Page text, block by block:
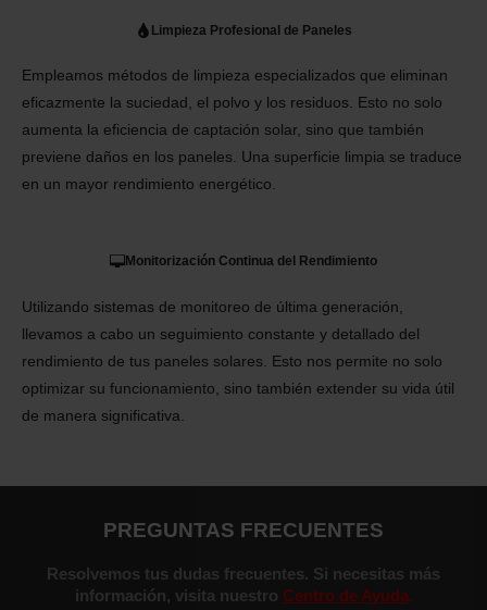
Limpieza Profesional de Paneles
Empleamos métodos de limpieza especializados que eliminan
eficazmente la suciedad, el polvo y los residuos. Esto no solo
aumenta la eficiencia de captación solar, sino que también
previene daños en los paneles. Una superficie limpia se traduce
en un mayor rendimiento energético.
Monitorización Continua del Rendimiento
Utilizando sistemas de monitoreo de última generación,
llevamos a cabo un seguimiento constante y detallado del
rendimiento de tus paneles solares. Esto nos permite no solo
optimizar su funcionamiento, sino también extender su vida útil
de manera significativa.
PREGUNTAS FRECUENTES
Resolvemos tus dudas frecuentes. Si necesitas más
información, visita nuestro Centro de Ayuda.